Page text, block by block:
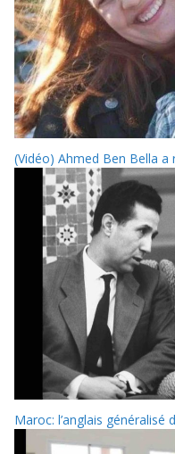
(Vidéo) Ahmed Ben Bella
Maroc: l’anglais